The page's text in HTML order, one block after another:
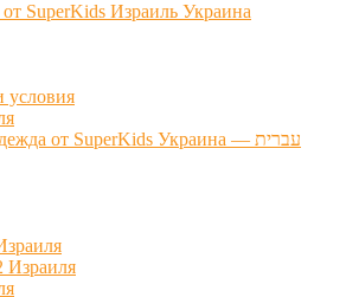
SuperKids Израиль Украина
условия
Детская одежда от SuperKids Украина — עברית
Израиля